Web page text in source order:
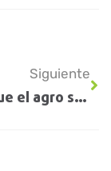
Siguiente
Estiman que el agro será uno de los mayores beneficiados si se activan los créditos bancarios